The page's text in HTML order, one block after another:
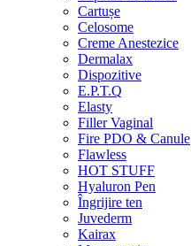
Cartușe
Celosome
Creme Anestezice
Dermalax
Dispozitive
E.P.T.Q
Elasty
Filler Vaginal
Fire PDO & Canule
Flawless
HOT STUFF
Hyaluron Pen
Îngrijire ten
Juvederm
Kairax